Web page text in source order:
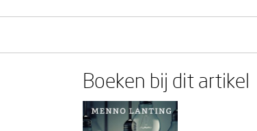
Boeken bij dit artikel